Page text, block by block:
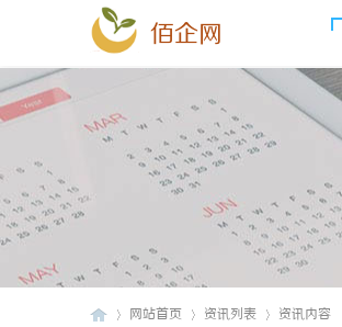
佰企网
网站首页 资讯列表 资讯内容